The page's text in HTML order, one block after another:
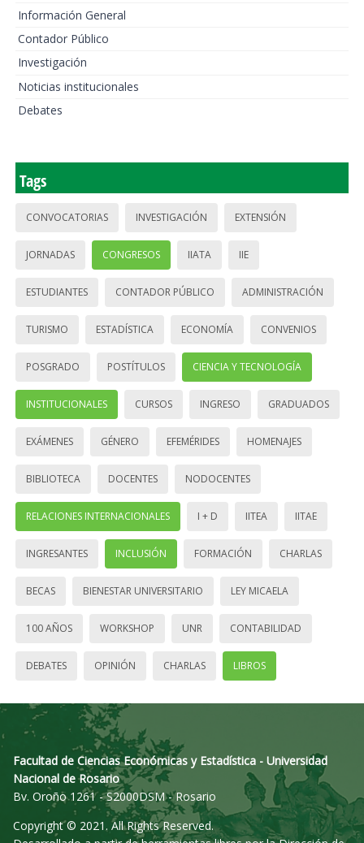
Información General
Contador Público
Investigación
Noticias institucionales
Debates
Tags
CONVOCATORIAS INVESTIGACIÓN EXTENSIÓN
JORNADAS CONGRESOS IIATA IIE
ESTUDIANTES CONTADOR PÚBLICO ADMINISTRACIÓN
TURISMO ESTADÍSTICA ECONOMÍA CONVENIOS
POSGRADO POSTÍTULOS CIENCIA Y TECNOLOGÍA
INSTITUCIONALES CURSOS INGRESO GRADUADOS
EXÁMENES GÉNERO EFEMÉRIDES HOMENAJES
BIBLIOTECA DOCENTES NODOCENTES
RELACIONES INTERNACIONALES I + D IITEA IITAE
INGRESANTES INCLUSIÓN FORMACIÓN CHARLAS
BECAS BIENESTAR UNIVERSITARIO LEY MICAELA
100 AÑOS WORKSHOP UNR CONTABILIDAD
DEBATES OPINIÓN CHARLAS LIBROS
Facultad de Ciencias Económicas y Estadística - Universidad
Nacional de Rosario
Bv. Oroño 1261 - S2000DSM - Rosario
Copyright © 2021. All Rights Reserved.